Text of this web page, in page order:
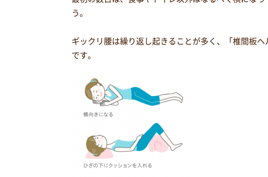
う。
ギックリ腰は繰り返し起きることが多く、「椎間板
です。